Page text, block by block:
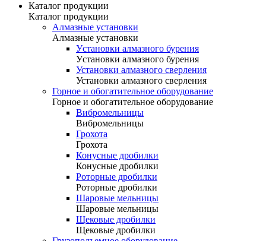
Каталог продукции
Каталог продукции
Алмазные установки
Алмазные установки
Уcтановки алмазного бурения
Уcтановки алмазного бурения
Установки алмазного сверления
Установки алмазного сверления
Горное и обогатительное оборудование
Горное и обогатительное оборудование
Вибромельницы
Вибромельницы
Грохота
Грохота
Конусные дробилки
Конусные дробилки
Роторные дробилки
Роторные дробилки
Шаровые мельницы
Шаровые мельницы
Щековые дробилки
Щековые дробилки